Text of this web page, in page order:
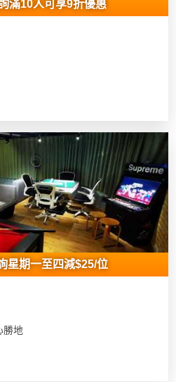
滿10人可享9折優惠
星期一至四減$25/位
勝地